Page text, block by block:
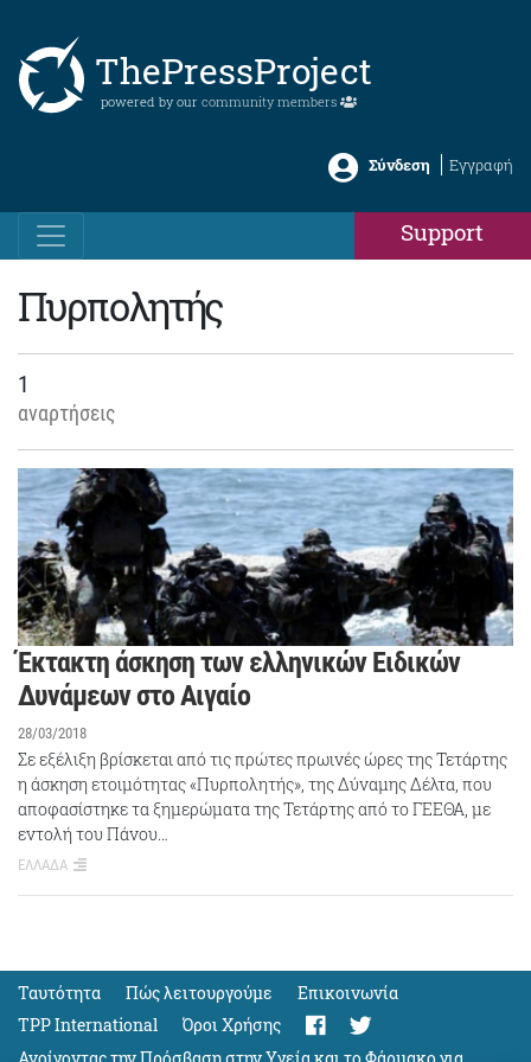
ThePressProject
powered by our community members
Σύνδεση Εγγραφή
Support
Πυρπολητής
1
αναρτήσεις
Έκτακτη άσκηση των ελληνικών Ειδικών
Δυνάμεων στο Αιγαίο
28/03/2018
Σε εξέλιξη βρίσκεται από τις πρώτες πρωινές ώρες της Τετάρτης
η άσκηση ετοιμότητας «Πυρπολητής», της Δύναμης Δέλτα, που
αποφασίστηκε τα ξημερώματα της Τετάρτης από το ΓΕΕΘΑ, με
εντολή του Πάνου…
ΕΛΛΑΔΑ
Ταυτότητα Πώς λειτουργούμε
Eπικοινωνία
TPP International
Όροι Χρήσης